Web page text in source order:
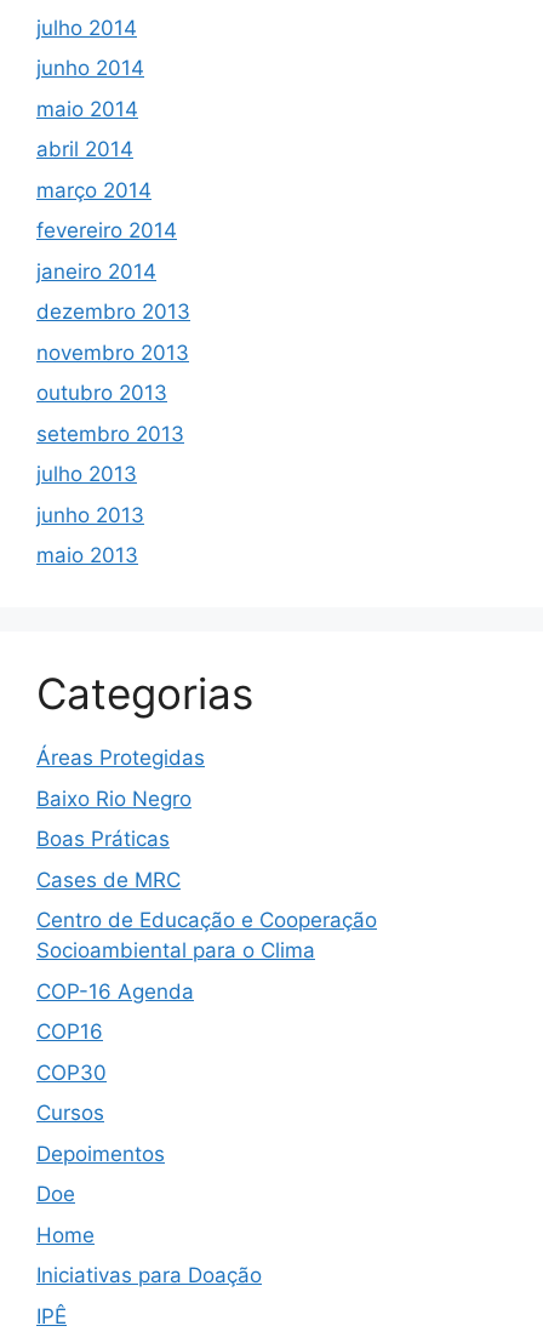
julho 2014
junho 2014
maio 2014
abril 2014
março 2014
fevereiro 2014
janeiro 2014
dezembro 2013
novembro 2013
outubro 2013
setembro 2013
julho 2013
junho 2013
maio 2013
Categorias
Áreas Protegidas
Baixo Rio Negro
Boas Práticas
Cases de MRC
Centro de Educação e Cooperação
Socioambiental para o Clima
COP-16 Agenda
COP16
COP30
Cursos
Depoimentos
Doe
Home
Iniciativas para Doação
IPÊ